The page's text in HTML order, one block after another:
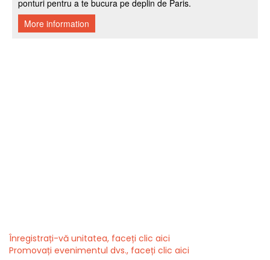
Înregistrați-vă unitatea, faceți clic aici
Promovați evenimentul dvs., faceți clic aici